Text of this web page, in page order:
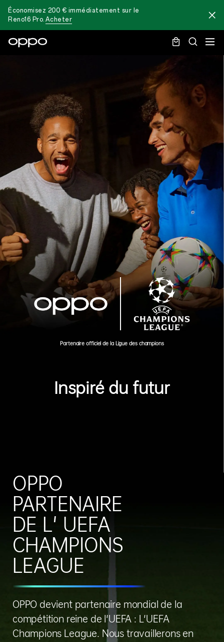
Économisez 200 € immédiatement sur le
Reno16 Pro. Acheter
Partenaire officiel de la Ligue des champions
Inspiré du futur
OPPO
PARTENAIRE
DE L' UEFA
CHAMPIONS
LEAGUE
OPPO devient partenaire mondial de la
compétition reine de l'UEFA : L'UEFA
Champions League. Nous travaillerons en